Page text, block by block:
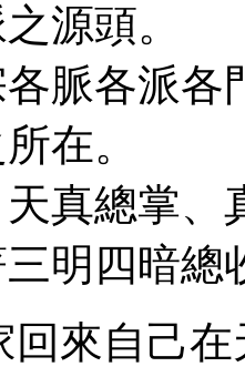
源頭。
脈各派各
在。
真總掌、
明四暗總
回來自己